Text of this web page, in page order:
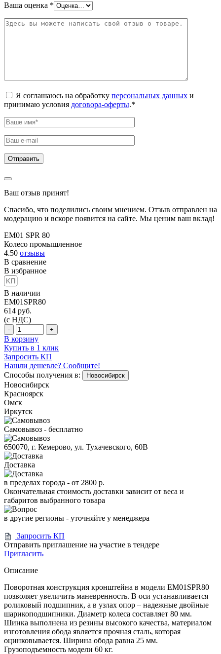
Ваша оценка *
Я соглашаюсь на обработку персональных данных и
принимаю условия договора-оферты.*
Ваш отзыв принят!
Спасибо, что поделились своим мнением. Отзыв отправлен на
модерацию и вскоре появится на сайте. Мы ценим ваш вклад!
EM01 SPR 80
Колесо промышленное
4.50 отзывы
В сравнение
В избранное
В наличии
EM01SPR80
614 руб.
(с НДС)
- +
В корзину
Купить в 1 клик
Запросить КП
Нашли дешевле? Сообщите!
Способы получения в:
Новосибирск
Новосибирск
Красноярск
Омск
Иркутск
Самовывоз - бесплатно
650070, г. Кемерово, ул. Тухачевского, 60В
Доставка
в пределах города - от 2800 р.
Окончательная стоимость доставки зависит от веса и
габаритов выбранного товара
в другие регионы - уточняйте у менеджера
Запросить КП
Отправить приглашение на участие в тендере
Пригласить
Описание
Поворотная конструкция кронштейна в модели EM01SPR80
позволяет увеличить маневренность. В оси устанавливается
роликовый подшипник, а в узлах опор – надежные двойные
шарикоподшипники. Диаметр колеса составляет 80 мм.
Шинка выполнена из резины высокого качества, материалом
изготовления обода является прочная сталь, которая
оцинковывается. Ширина обода равна 25 мм.
Грузоподъемность модели 60 кг.